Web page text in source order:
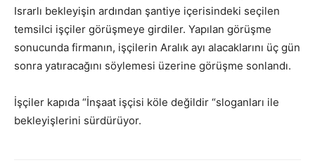
Israrlı bekleyişin ardından şantiye içerisindeki seçilen
temsilci işçiler görüşmeye girdiler. Yapılan görüşme
sonucunda firmanın, işçilerin Aralık ayı alacaklarını üç gün
sonra yatıracağını söylemesi üzerine görüşme sonlandı.
İşçiler kapıda “İnşaat işçisi köle değildir “sloganları ile
bekleyişlerini sürdürüyor.